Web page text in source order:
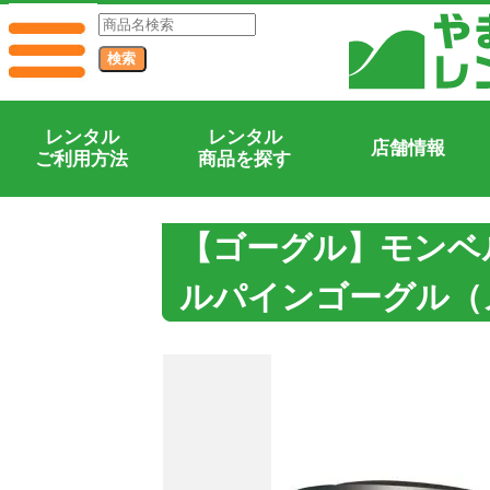
レンタル
ご利用方法
レンタル
商品を探す
店舗情報
【ゴーグル】モン
ルパインゴーグル